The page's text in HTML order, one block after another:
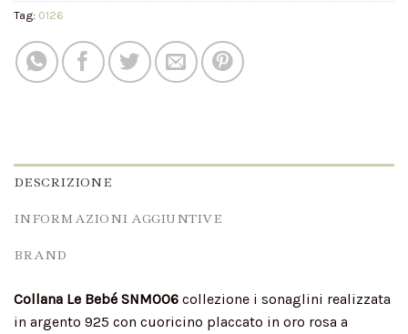
Tag: 0126
DESCRIZIONE
INFORMAZIONI AGGIUNTIVE
BRAND
Collana Le Bebé SNM006 collezione i sonaglini realizzata
in argento 925 con cuoricino placcato in oro rosa a